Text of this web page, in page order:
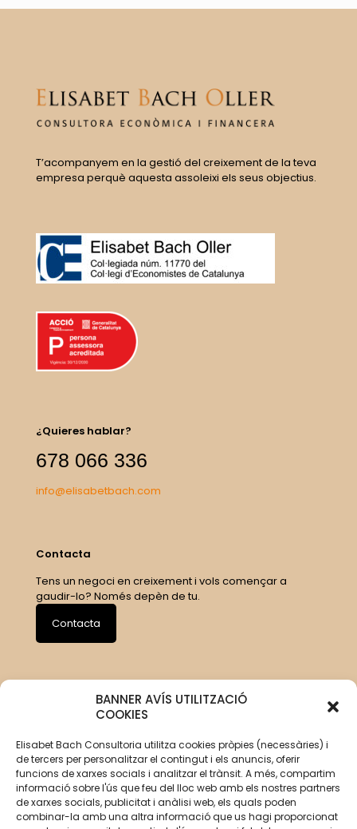
BANNER AVÍS UTILITZACIÓ
COOKIES
Elisabet Bach Consultoria utilitza cookies pròpies (necessàries) i
de tercers per personalitzar el contingut i els anuncis, oferir
funcions de xarxes socials i analitzar el trànsit. A més, compartim
informació sobre l'ús que feu del lloc web amb els nostres partners
de xarxes socials, publicitat i anàlisi web, els quals poden
combinar-la amb una altra informació que us hagi proporcionat
T’acompanyem en la gestió del creixement de la teva
empresa perquè aquesta assoleixi els seus objectius.
¿Quieres hablar?
678 066 336
info@elisabetbach.com
Contacta
Tens un negoci en creixement i vols començar a
gaudir-lo? Només depèn de tu.
Contacta